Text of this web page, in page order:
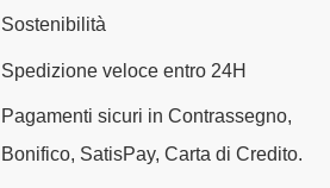
Sostenibilità
Spedizione veloce entro 24H
Pagamenti sicuri in Contrassegno,
Bonifico, SatisPay, Carta di Credito.